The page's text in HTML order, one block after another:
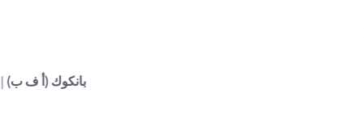
| إصابة عشرة تلاميذ على الأقل